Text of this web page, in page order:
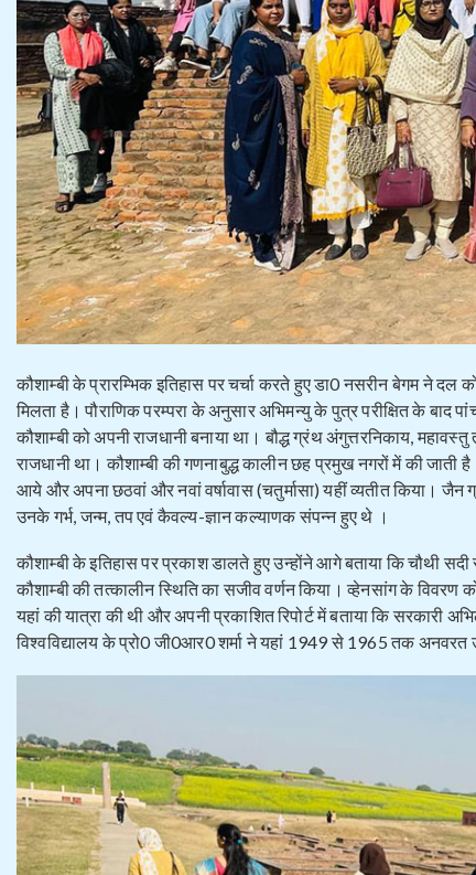
कौशाम्बी के प्रारम्भिक इतिहास पर चर्चा करते हुए डा0 नसरीन बेगम ने दल
मिलता है। पौराणिक परम्परा के अनुसार अभिमन्यु के पुत्र परीक्षित के बाद
कौशाम्बी को अपनी राजधानी बनाया था। बौद्ध ग्रंथ अंगुत्तरनिकाय,
राजधानी था। कौशाम्बी की गणनाबुद्ध कालीन छह प्रमुख नगरों में की जाती
आये और अपना छठवां और नवां वर्षावास (चतुर्मासा) यहीं व्यतीत किया।
उनके गर्भ, जन्म, तप एवं कैवल्य-ज्ञान कल्याणक संपन्न हुए थे ।
कौशाम्बी के इतिहास पर प्रकाश डालते हुए उन्होंने आगे बताया कि चौथी
कौशाम्बी की तत्कालीन स्थिति का सजीव वर्णन किया। व्हेनसांग के
यहां की यात्रा की थी और अपनी प्रकाशित रिपोर्ट में बताया कि सरकारी
विश्वविद्यालय के प्रो0 जी0आर0 शर्मा ने यहां 1949 से 1965 तक अनवरत